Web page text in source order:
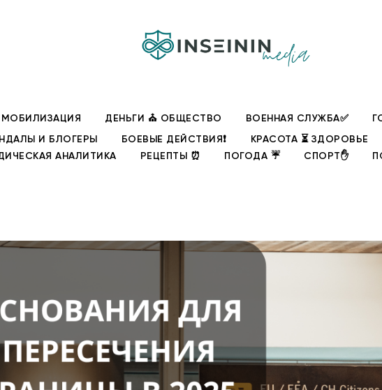
ДЕНЬГИ ⛪ ОБЩЕСТВО ВОЕННАЯ СЛУЖБА✅
И БЛОГЕРЫ БОЕВЫЕ ДЕЙСТВИЯ❗ КРАСОТА ⏳ ЗДОРОВЬЕ
АНАЛИТИКА
РЕЦЕПТЫ ⏰ ПОГОДА ☔ СПОРТ✋